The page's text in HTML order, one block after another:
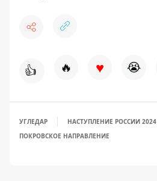
👍 🔥 ♥ 😭
УГЛЕДАР
НАСТУПЛЕНИЕ РОССИИ 2024
ПОКРОВСКОЕ НАПРАВЛЕНИЕ